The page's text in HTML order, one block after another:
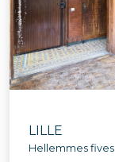
LILLE
Hellemmes fives